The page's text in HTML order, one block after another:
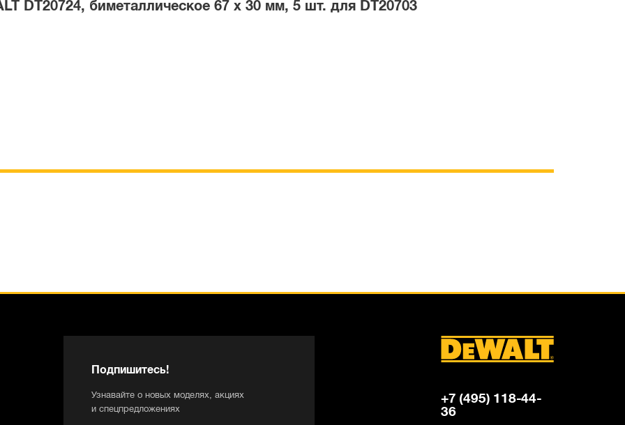
DT20724, биметаллическое 67 x 30 мм, 5 шт. для DT20703
Подпишитесь!
Узнавайте о новых моделях, акциях
и спецпредложениях
+7 (495) 118-44-
36